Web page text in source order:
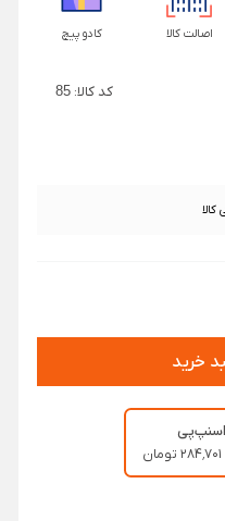
اصالت کالا کادو پیچ
کد کالا:85
خرید
اسنپ‌پی